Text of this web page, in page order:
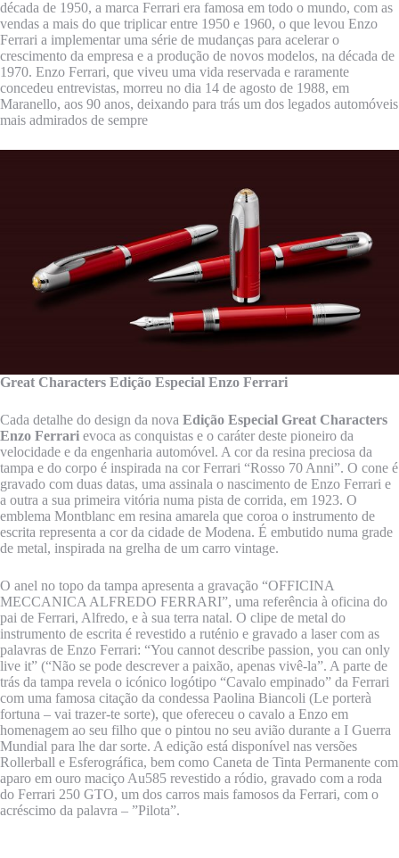
década de 1950, a marca Ferrari era famosa em todo o mundo, com as
vendas a mais do que triplicar entre 1950 e 1960, o que levou Enzo
Ferrari a implementar uma série de mudanças para acelerar o
crescimento da empresa e a produção de novos modelos, na década de
1970. Enzo Ferrari, que viveu uma vida reservada e raramente
concedeu entrevistas, morreu no dia 14 de agosto de 1988, em
Maranello, aos 90 anos, deixando para trás um dos legados automóveis
mais admirados de sempre
Great Characters Edição Especial Enzo Ferrari
Cada detalhe do design da nova Edição Especial Great Characters
Enzo Ferrari evoca as conquistas e o caráter deste pioneiro da
velocidade e da engenharia automóvel. A cor da resina preciosa da
tampa e do corpo é inspirada na cor Ferrari “Rosso 70 Anni”. O cone é
gravado com duas datas, uma assinala o nascimento de Enzo Ferrari e
a outra a sua primeira vitória numa pista de corrida, em 1923. O
emblema Montblanc em resina amarela que coroa o instrumento de
escrita representa a cor da cidade de Modena. É embutido numa grade
de metal, inspirada na grelha de um carro vintage.
O anel no topo da tampa apresenta a gravação “OFFICINA
MECCANICA ALFREDO FERRARI”, uma referência à oficina do
pai de Ferrari, Alfredo, e à sua terra natal. O clipe de metal do
instrumento de escrita é revestido a ruténio e gravado a laser com as
palavras de Enzo Ferrari: “You cannot describe passion, you can only
live it” (“Não se pode descrever a paixão, apenas vivê-la”. A parte de
trás da tampa revela o icónico logótipo “Cavalo empinado” da Ferrari
com uma famosa citação da condessa Paolina Biancoli (Le porterà
fortuna – vai trazer-te sorte), que ofereceu o cavalo a Enzo em
homenagem ao seu filho que o pintou no seu avião durante a I Guerra
Mundial para lhe dar sorte. A edição está disponível nas versões
Rollerball e Esferográfica, bem como Caneta de Tinta Permanente com
aparo em ouro maciço Au585 revestido a ródio, gravado com a roda
do Ferrari 250 GTO, um dos carros mais famosos da Ferrari, com o
acréscimo da palavra – ”Pilota”.